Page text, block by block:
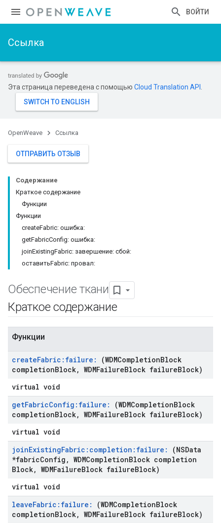
ВОЙТИ
Ссылка
Эта страница переведена с помощью Cloud Translation API
OpenWeave Ссылка
ОТПРАВИТЬ ОТЗЫВ
Содержание
Краткое содержание
Функции
Функции
createFabric: ошибка:
getFabricConfig: ошибка:
joinExistingFabric: завершение: сбой:
оставитьFabric: провал:
Обеспечение ткани
Краткое содержание
Функции
createFabric:failure: (WDMCompletionBlock
completionBlock, WDMFailureBlock failureBlock)
virtual void
getFabricConfig:failure: (WDMCompletionBlock
completionBlock, WDMFailureBlock failureBlock)
virtual void
joinExistingFabric:completion:failure:
(NSData
*fabricConfig , WDMCompletionBlock completion
Block, WDMFailureBlock failureBlock)
virtual void
leaveFabric:failure: (WDMCompletionBlock
completionBlock, WDMFailureBlock failureBlock)